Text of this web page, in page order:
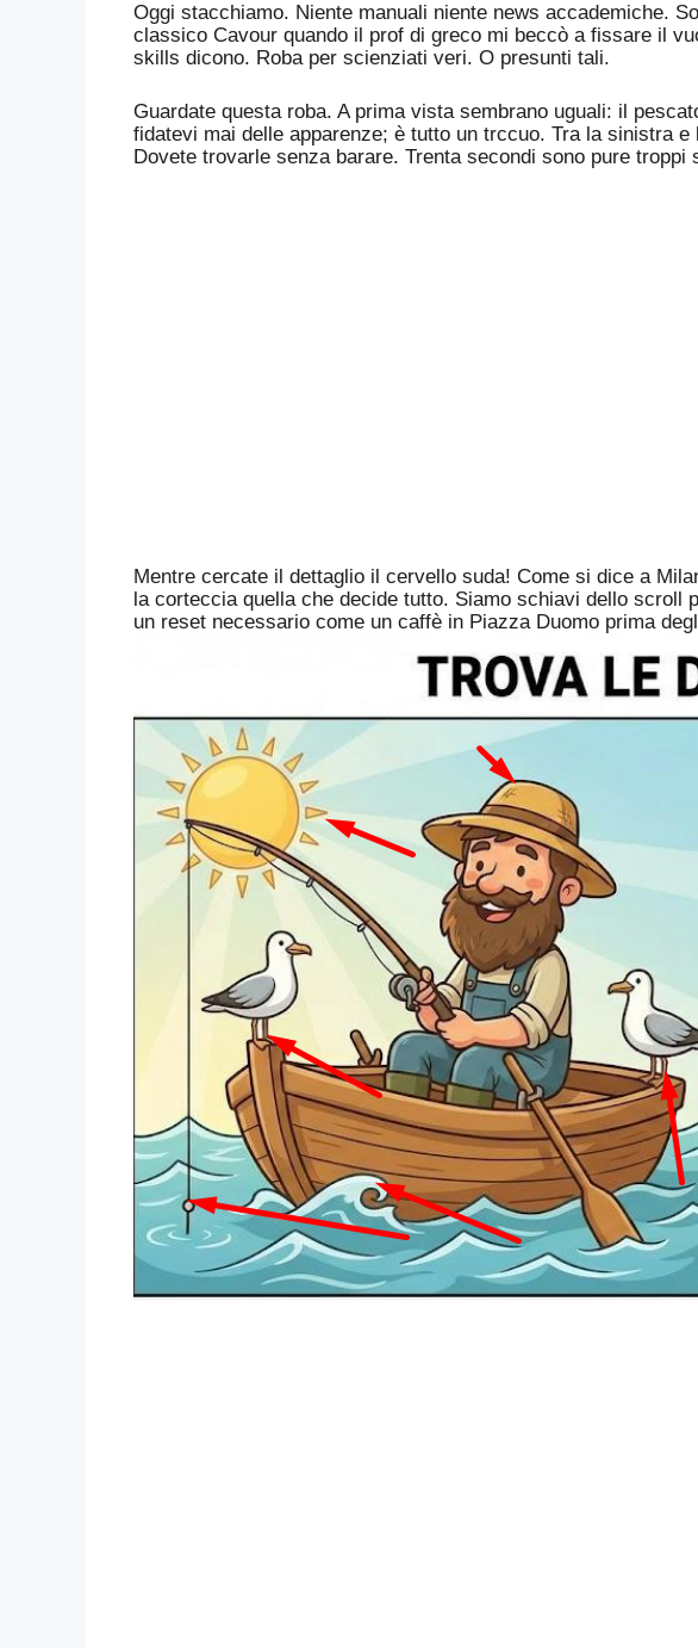
Oggi stacchiamo. Niente manuali niente news accademiche.
classico Cavour quando il prof di greco mi beccò a fissare il
skills dicono. Roba per scienziati veri. O presunti tali.
Guardate questa roba. A prima vista sembrano uguali: il
fidatevi mai delle apparenze; è tutto un trccuo. Tra la sinistra
Dovete trovarle senza barare. Trenta secondi sono pure
Mentre cercate il dettaglio il cervello suda! Come si dice a
la corteccia quella che decide tutto. Siamo schiavi dello
un reset necessario come un caffè in Piazza Duomo prima